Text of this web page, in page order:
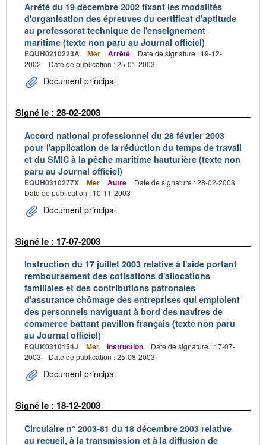
Arrêté du 19 décembre 2002 fixant les modalités
d'organisation des épreuves du certificat d'aptitude
au professorat technique de l'enseignement
maritime (texte non paru au Journal officiel)
EQUH0210223A Mer Arrêté
Date de signature : 19-12-
2002
Date de publication : 25-01-2003
Document principal
Signé le : 28-02-2003
Accord national professionnel du 28 février 2003
pour l'application de la réduction du temps de travail
et du SMIC à la pêche maritime hauturière (texte non
paru au Journal officiel)
EQUH0310277X Mer Autre
Date de signature : 28-02-2003
Date de publication : 10-11-2003
Document principal
Signé le : 17-07-2003
Instruction du 17 juillet 2003 relative à l'aide portant
remboursement des cotisations d'allocations
familiales et des contributions patronales
d'assurance chômage des entreprises qui emploient
des personnels naviguant à bord des navires de
commerce battant pavillon français (texte non paru
au Journal officiel)
EQUK0310154J Mer Instruction
Date de signature : 17-07-
2003
Date de publication : 25-08-2003
Document principal
Signé le : 18-12-2003
Circulaire n° 2003-81 du 18 décembre 2003 relative
au recueil, à la transmission et à la diffusion de